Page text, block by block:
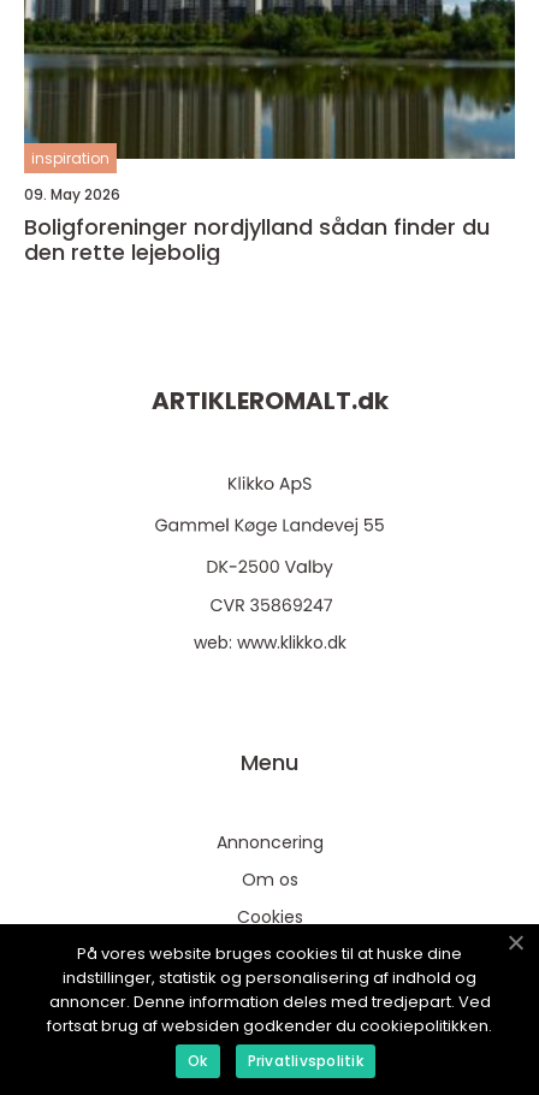
inspiration
09. May 2026
Boligforeninger nordjylland sådan finder du
den rette lejebolig
ARTIKLEROMALT.dk
web: www.klikko.dk
Menu
Annoncering
Om os
Cookies
Kontakt os
Sitemap
På vores website bruges cookies til at huske dine
indstillinger, statistik og personalisering af indhold og
annoncer. Denne information deles med tredjepart. Ved
fortsat brug af websiden godkender du cookiepolitikken.
Ok Privatlivspolitik